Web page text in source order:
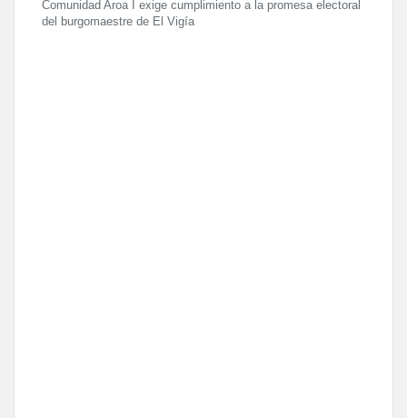
Comunidad Aroa I exige cumplimiento a la promesa electoral
del burgomaestre de El Vigía